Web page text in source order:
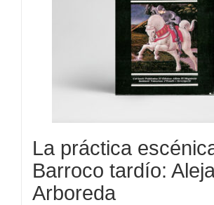
La práctica
Barroco tardío:
Arboreda